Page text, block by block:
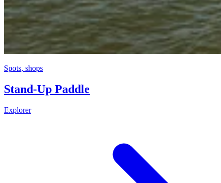
Spots, shops
Stand-Up Paddle
Explorer